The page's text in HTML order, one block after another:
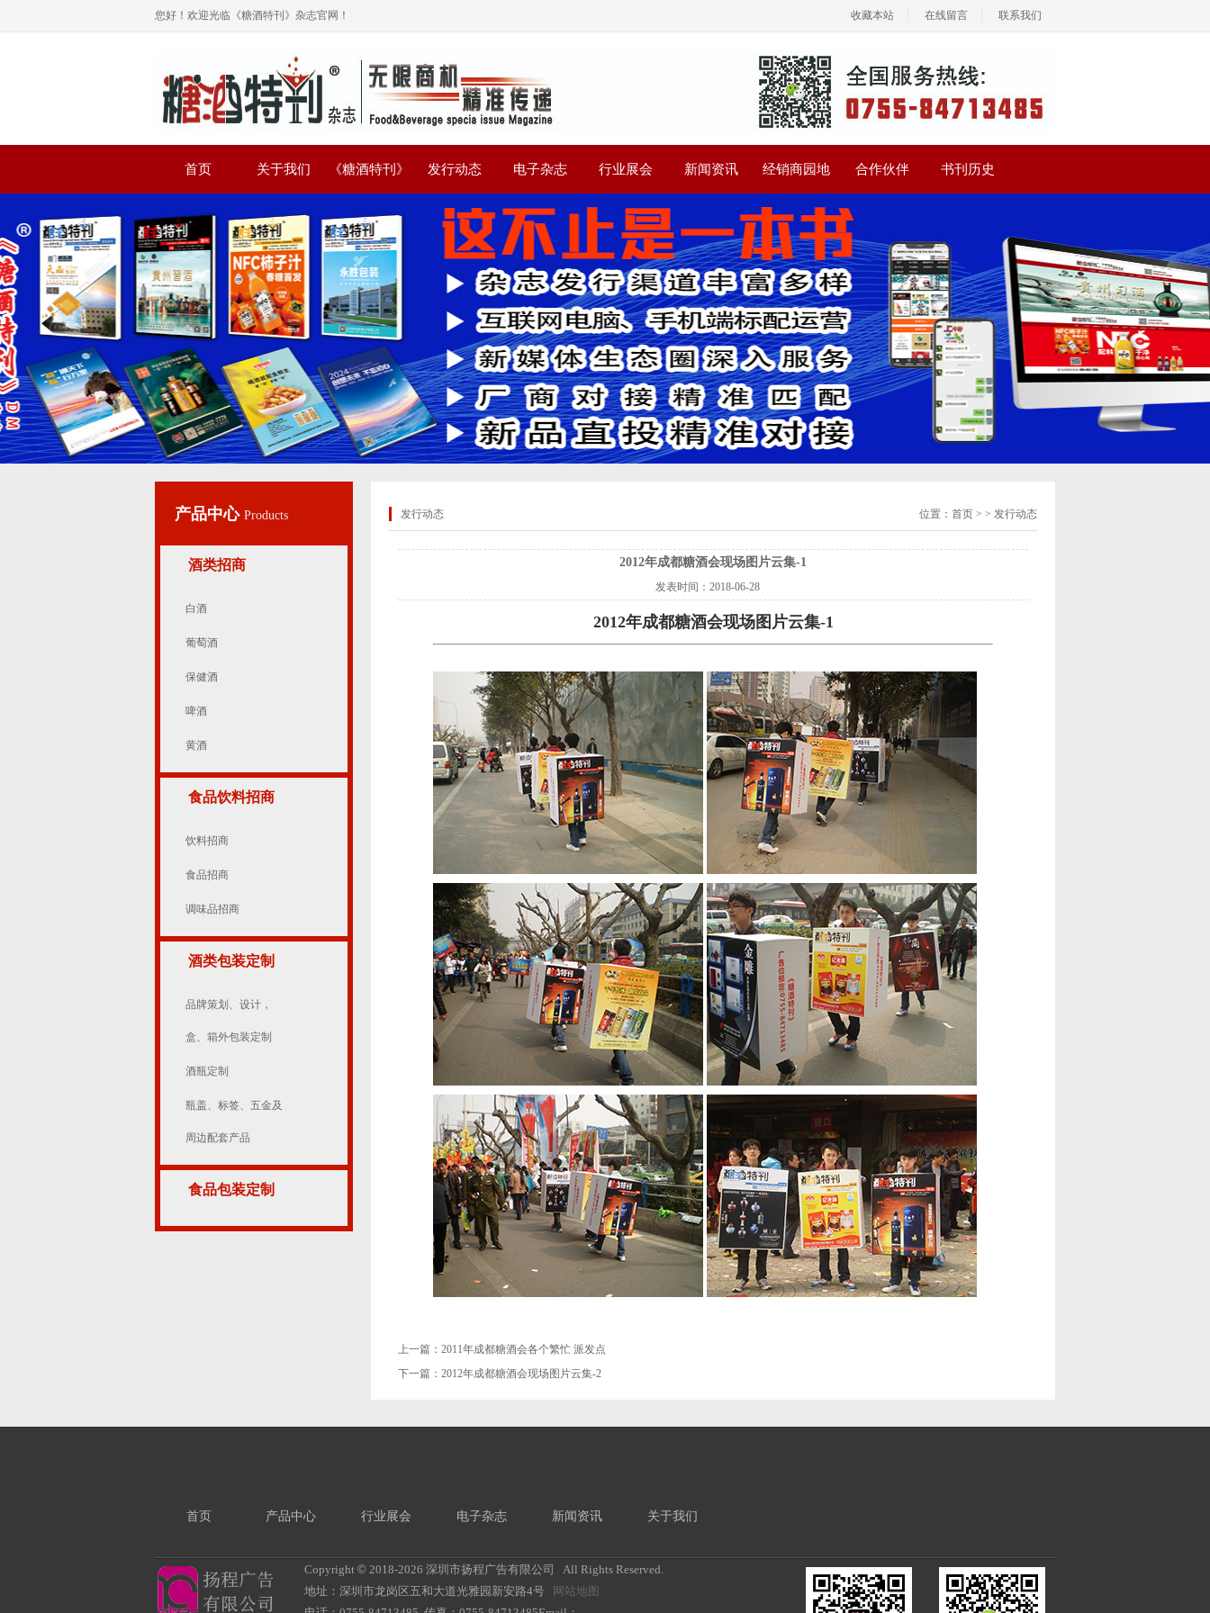
您好！欢迎光临《糖酒特刊》杂志官网！ 收藏本站 在线留言 联系我们
首页 关于我们 《糖酒特刊》 发行动态 电子杂志 行业展会 新闻资讯 经销商园地 合作伙伴 书刊历史
产品中心 Products
酒类招商
白酒
葡萄酒
保健酒
啤酒
黄酒
食品饮料招商
饮料招商
食品招商
调味品招商
酒类包装定制
品牌策划、设计，
盒、箱外包装定制
酒瓶定制
瓶盖、标签、五金及
周边配套产品
食品包装定制
发行动态 位置： 首页 > > 发行动态
2012年成都糖酒会现场图片云集-1
发表时间： 2018-06-28
2012年成都糖酒会现场图片云集-1
上一篇： 2011年成都糖酒会各个繁忙 派发点
下一篇： 2012年成都糖酒会现场图片云集-2
首页 产品中心 行业展会 电子杂志 新闻资讯 关于我们
Copyright © 2018-2026 深圳市扬程广告有限公司 All Rights Reserved.
地址：深圳市龙岗区五和大道光雅园新安路4号
网站地图